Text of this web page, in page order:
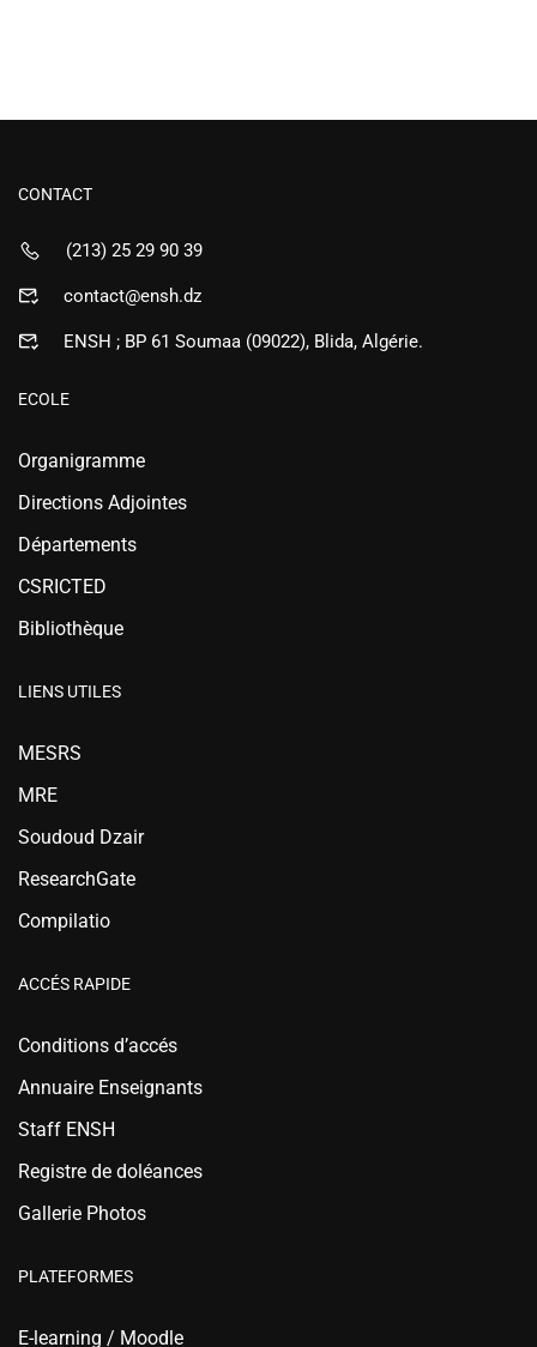
CONTACT
(213) 25 29 90 39
contact@ensh.dz
ENSH ; BP 61 Soumaa (09022), Blida, Algérie.
ECOLE
Organigramme
Directions Adjointes
Départements
CSRICTED
Bibliothèque
LIENS UTILES
MESRS
MRE
Soudoud Dzair
ResearchGate
Compilatio
ACCÉS RAPIDE
Conditions d’accés
Annuaire Enseignants
Staff ENSH
Registre de doléances
Gallerie Photos
PLATEFORMES
E-learning / Moodle